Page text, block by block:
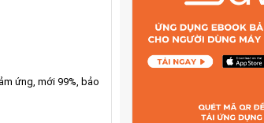
ứng, mới 99%, bảo